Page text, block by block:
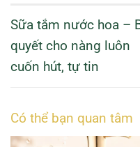
Sữa tắm nước hoa –
quyết cho nàng luôn
cuốn hút, tự tin
Có thể bạn quan tâm